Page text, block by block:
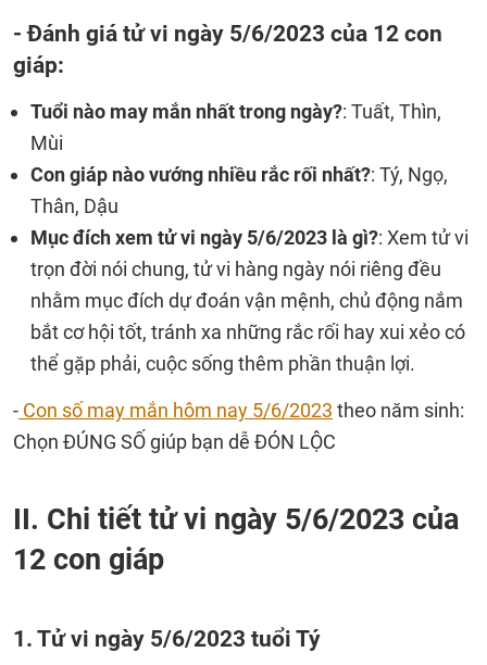
- Đánh giá tử vi ngày 5/6/2023 của 12 con
giáp:
Tuổi nào may mắn nhất trong ngày?: Tuất, Thìn,
Mùi
Con giáp nào vướng nhiều rắc rối nhất?: Tý, Ngọ,
Thân, Dậu
Mục đích xem tử vi ngày 5/6/2023 là gì?: Xem tử vi
trọn đời nói chung, tử vi hàng ngày nói riêng đều
nhằm mục đích dự đoán vận mệnh, chủ động nắm
bắt cơ hội tốt, tránh xa những rắc rối hay xui xẻo có
thể gặp phải, cuộc sống thêm phần thuận lợi.
- Con số may mắn hôm nay 5/6/2023 theo năm sinh:
Chọn ĐÚNG SỐ giúp bạn dễ ĐÓN LỘC
II. Chi tiết tử vi ngày 5/6/2023 của
12 con giáp
1. Tử vi ngày 5/6/2023 tuổi Tý